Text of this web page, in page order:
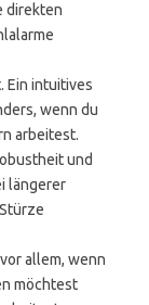
direkten
Ein intuitives
wenn du
arbeitest.
und
längerer
allem, wenn
möchtest